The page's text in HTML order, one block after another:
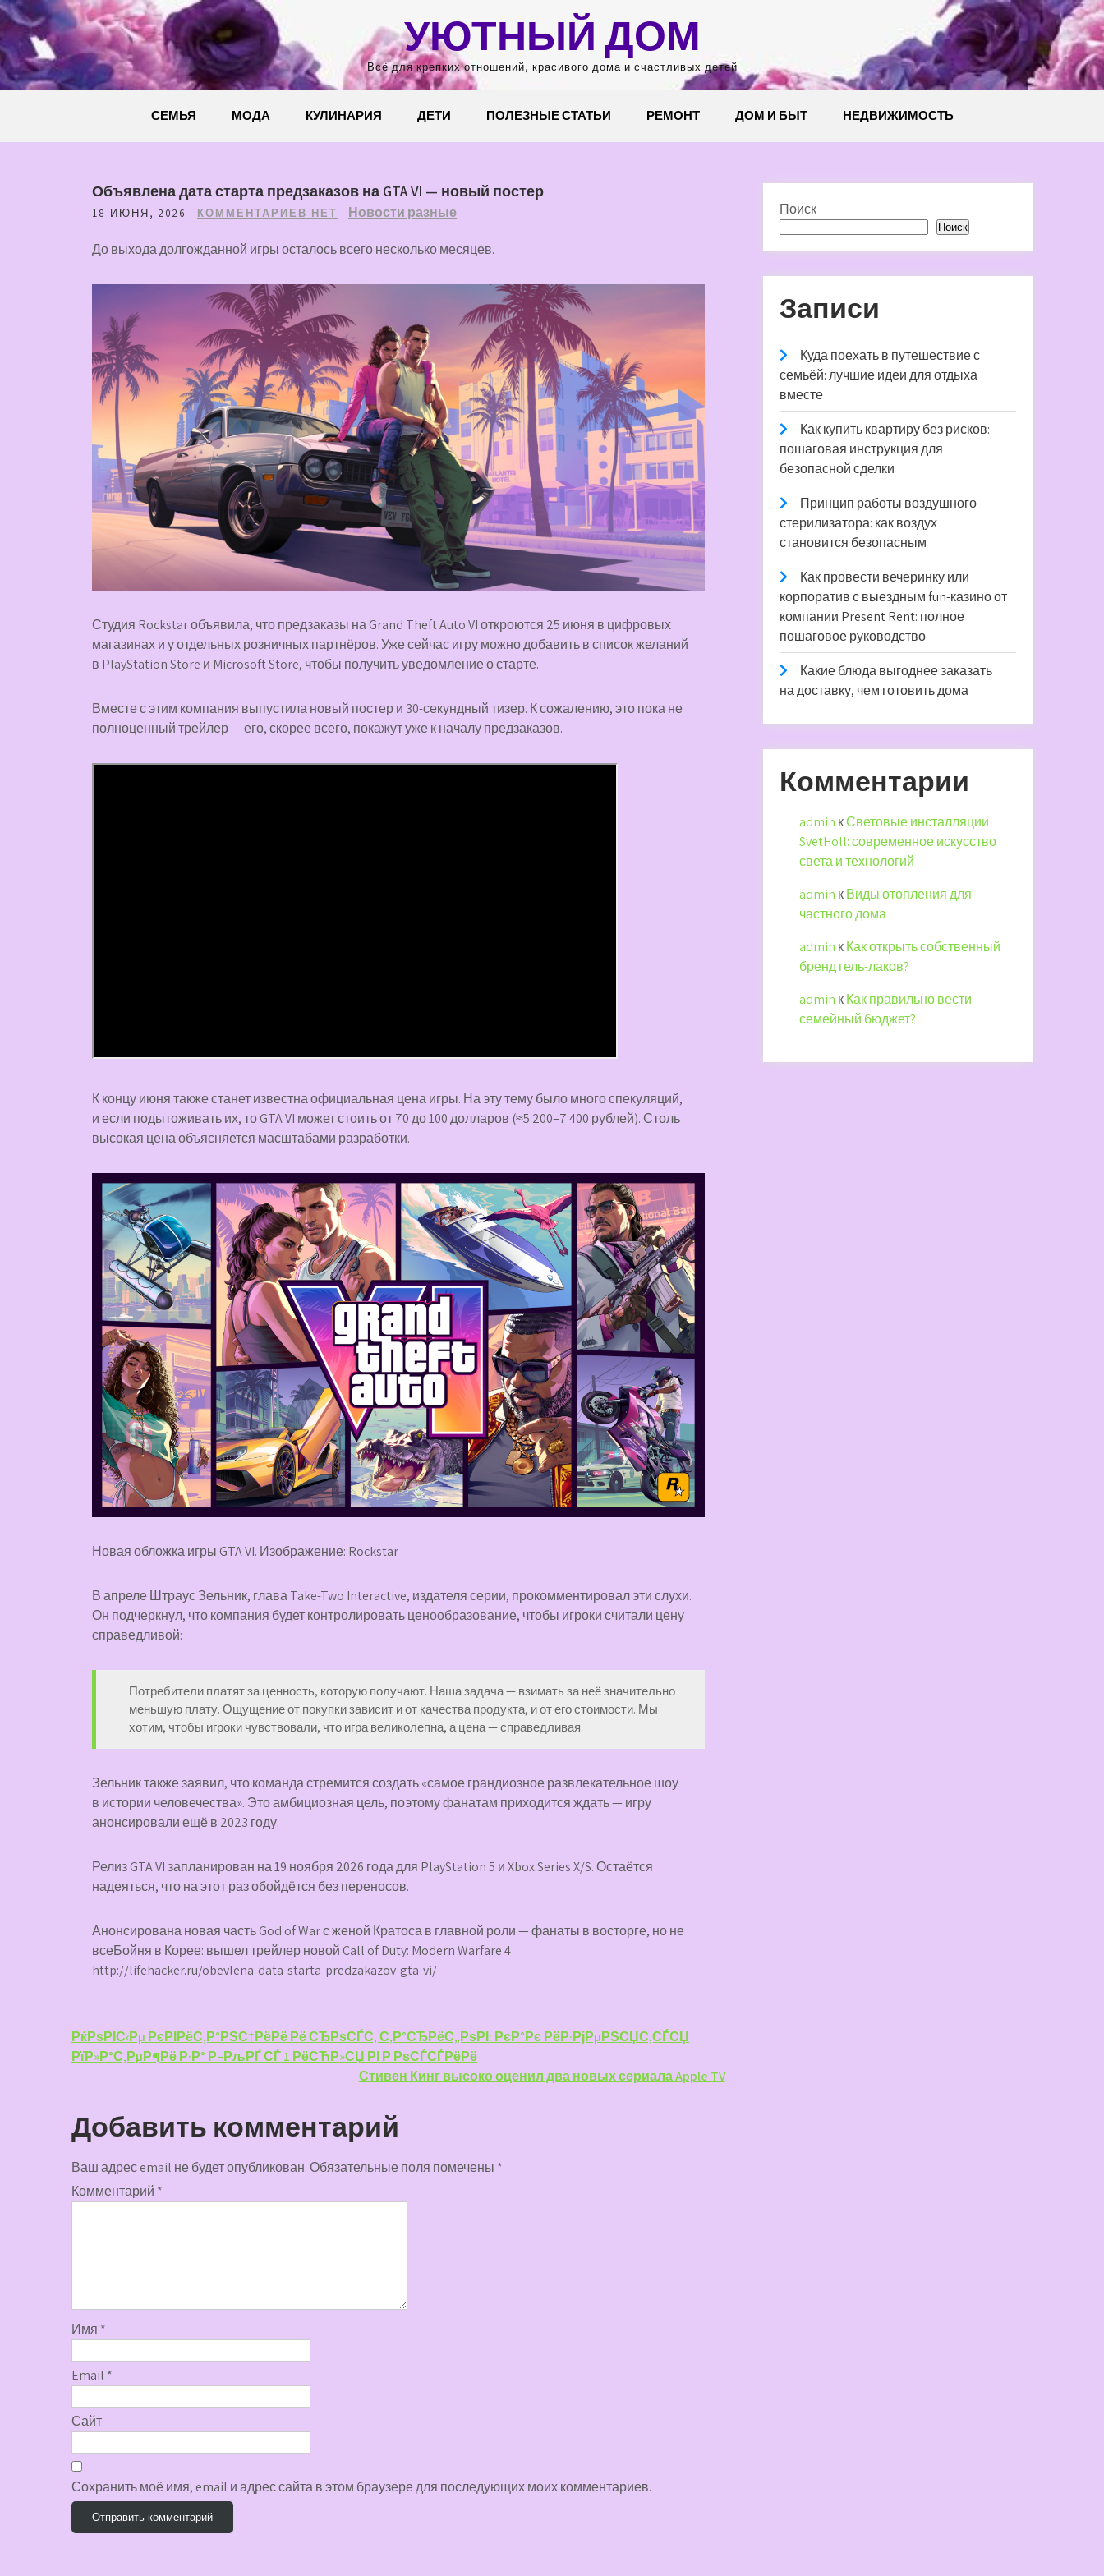
Перейти
содержимому
УЮТНЫЙ ДОМ
Всё для крепких отношений, красивого дома и счастливых детей
СЕМЬЯ МОДА КУЛИНАРИЯ ДЕТИ ПОЛЕЗНЫЕ СТАТЬИ РЕМОНТ ДОМ И БЫТ НЕДВИЖИМОСТЬ
Объявлена дата старта предзаказов на GTA VI — новый постер
18 ИЮНЯ, 2026 КОММЕНТАРИЕВ НЕТ Новости разные
До выхода долгожданной игры осталось всего несколько месяцев.
Студия Rockstar объявила, что предзаказы на Grand Theft Auto VI откроются 25 июня в цифровых
магазинах и у отдельных розничных партнёров. Уже сейчас игру можно добавить в список желаний
в PlayStation Store и Microsoft Store, чтобы получить уведомление о старте.
Вместе с этим компания выпустила новый постер и 30-секундный тизер. К сожалению, это пока не
полноценный трейлер — его, скорее всего, покажут уже к началу предзаказов.
К концу июня также станет известна официальная цена игры. На эту тему было много спекуляций,
и если подытоживать их, то GTA VI может стоить от 70 до 100 долларов (≈5 200–7 400 рублей). Столь
высокая цена объясняется масштабами разработки.
Новая обложка игры GTA VI. Изображение: Rockstar
В апреле Штраус Зельник, глава Take-Two Interactive, издателя серии, прокомментировал эти слухи.
Он подчеркнул, что компания будет контролировать ценообразование, чтобы игроки считали цену
справедливой:
Потребители платят за ценность, которую получают. Наша задача — взимать за неё значительно
меньшую плату. Ощущение от покупки зависит и от качества продукта, и от его стоимости. Мы
хотим, чтобы игроки чувствовали, что игра великолепна, а цена — справедливая.
Зельник также заявил, что команда стремится создать «самое грандиозное развлекательное шоу
в истории человечества». Это амбициозная цель, поэтому фанатам приходится ждать — игру
анонсировали ещё в 2023 году.
Релиз GTA VI запланирован на 19 ноября 2026 года для PlayStation 5 и Xbox Series X/S. Остаётся
надеяться, что на этот раз обойдётся без переносов.
Анонсирована новая часть God of War с женой Кратоса в главной роли — фанаты в восторге, но не
всеБойня в Корее: вышел трейлер новой Call of Duty: Modern Warfare 4
http://lifehacker.ru/obevlena-data-starta-predzakazov-gta-vi/
Навигация
по
РќРѕРІС‹Рµ РєРІРёС‚Р°РЅС†РёРё Рё СЂРѕСЃС‚ С‚Р°СЂРёС„РѕРІ: РєР°Рє РёР·РјРµРЅСЏС‚СЃСЏ
РїР»Р°С‚РµР¶Рё Р·Р° Р–РљРҐ СЃ 1 РёСЋР»СЏ РІ Р РѕСЃСЃРёРё
Стивен Кинг высоко оценил два новых сериала Apple TV
Добавить комментарий
Ваш адрес email не будет опубликован.Обязательные поля помечены *
Комментарий *
Имя *
Email *
Сайт
Сохранить моё имя, email и адрес сайта в этом браузере для последующих моих комментариев.
Поиск
Поиск
Записи
Куда поехать в путешествие с
семьёй: лучшие идеи для отдыха
вместе
Как купить квартиру без рисков:
пошаговая инструкция для
безопасной сделки
Принцип работы воздушного
стерилизатора: как воздух
становится безопасным
Как провести вечеринку или
корпоратив с выездным fun-казино от
компании Present Rent: полное
пошаговое руководство
Какие блюда выгоднее заказать
на доставку, чем готовить дома
Комментарии
admin кСветовые инсталляции
SvetHoll: современное искусство
света и технологий
admin кВиды отопления для
частного дома
admin кКак открыть собственный
бренд гель-лаков?
admin кКак правильно вести
семейный бюджет?